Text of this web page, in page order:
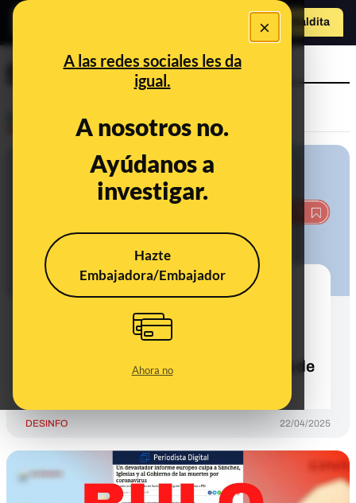
×
A las redes sociales les da
igual.
A nosotros no.
Ayúdanos a
investigar.
Hazte
Embajadora/Embajador
Ahora no
Hazte Maldito
a
gráficos
No, Statista no ha publicado un
mercenarios extranjeros fueron
eliminados en la región de Kursk"
desde que empezó la invasión rusa de
DESINFO 22/04/2025